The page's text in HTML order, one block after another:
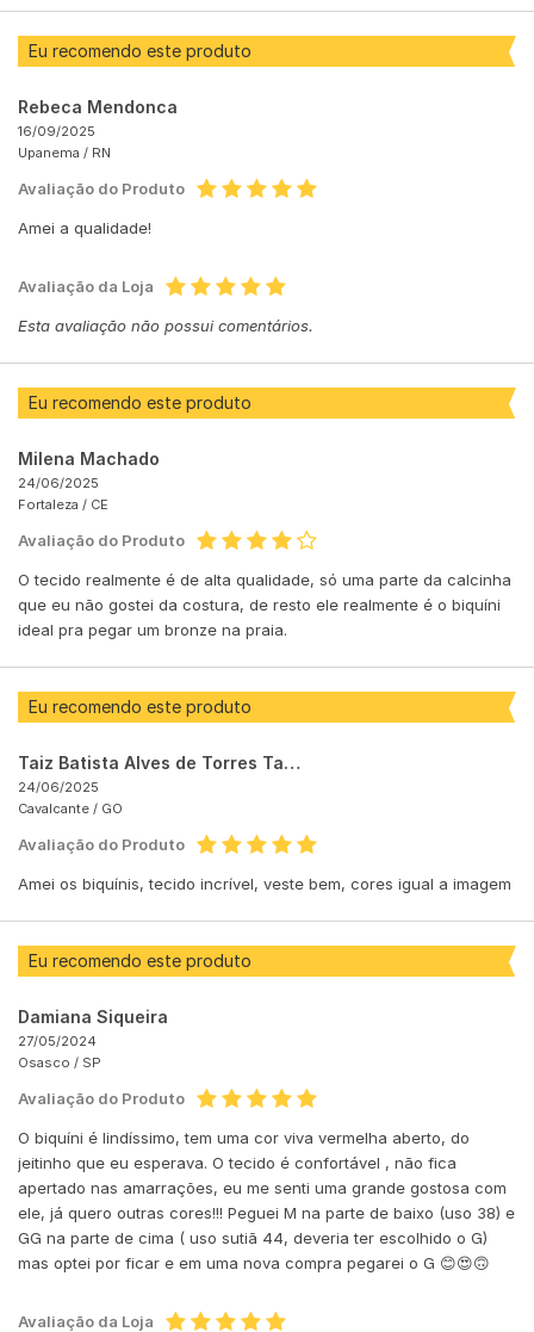
Eu recomendo este produto
Rebeca Mendonca
16/09/2025
Upanema / RN
Avaliação do Produto
Amei a qualidade!
Avaliação da Loja
Esta avaliação não possui comentários.
Eu recomendo este produto
Milena Machado
24/06/2025
Fortaleza / CE
Avaliação do Produto
O tecido realmente é de alta qualidade, só uma parte da calcinha
que eu não gostei da costura, de resto ele realmente é o biquíni
ideal pra pegar um bronze na praia.
Eu recomendo este produto
Taiz Batista Alves de Torres Taiz Batista Alves de Torres
24/06/2025
Cavalcante / GO
Avaliação do Produto
Amei os biquínis, tecido incrível, veste bem, cores igual a imagem
Eu recomendo este produto
Damiana Siqueira
27/05/2024
Osasco / SP
Avaliação do Produto
O biquíni é lindíssimo, tem uma cor viva vermelha aberto, do
jeitinho que eu esperava. O tecido é confortável , não fica
apertado nas amarrações, eu me senti uma grande gostosa com
ele, já quero outras cores!!! Peguei M na parte de baixo (uso 38) e
GG na parte de cima ( uso sutiã 44, deveria ter escolhido o G)
mas optei por ficar e em uma nova compra pegarei o G 😊😍🙃
Avaliação da Loja